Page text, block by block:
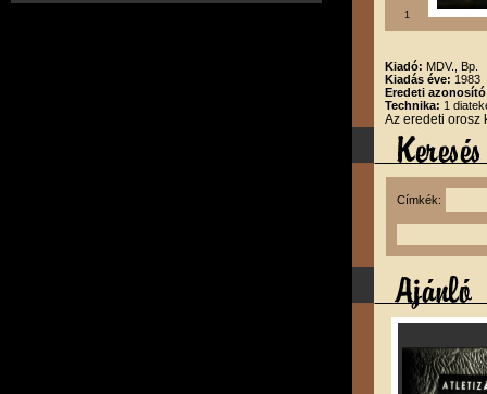
1
Kiadó: MDV., Bp.
Kiadás éve: 1983
Eredeti
Technika: 1
Az eredeti orosz
Címkék: